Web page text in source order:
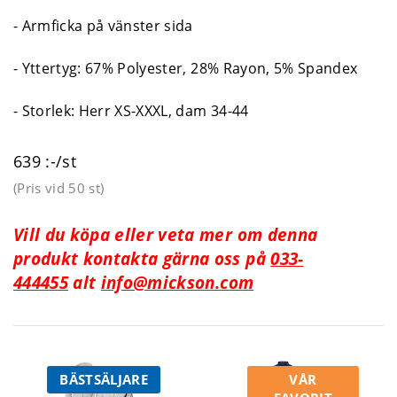
- Armficka på vänster sida
- Yttertyg: 67% Polyester, 28% Rayon, 5% Spandex
- Storlek: Herr XS-XXXL, dam 34-44
639 :-/st
(Pris vid 50 st)
Vill du köpa eller veta mer om denna
produkt kontakta gärna oss på033-
444455alt info@mickson.com
BÄSTSÄLJARE
VÅR